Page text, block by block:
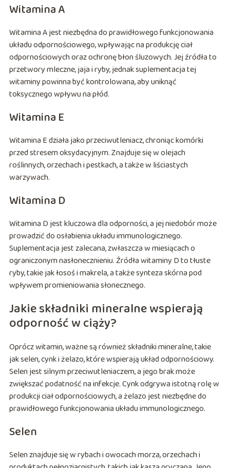
Witamina A
Witamina A jest niezbędna do prawidłowego funkcjonowania
układu odpornościowego, wpływając na produkcję ciał
odpornościowych oraz ochronę błon śluzowych. Jej źródła to
przetwory mleczne, jaja i ryby, jednak suplementacja tej
witaminy powinna być kontrolowana, aby uniknąć
toksycznego wpływu na płód.
Witamina E
Witamina E działa jako przeciwutleniacz, chroniąc komórki
przed stresem oksydacyjnym. Znajduje się w olejach
roślinnych, orzechach i pestkach, a także w liściastych
warzywach.
Witamina D
Witamina D jest kluczowa dla odporności, a jej niedobór może
prowadzić do osłabienia układu immunologicznego.
Suplementacja jest zalecana, zwłaszcza w miesiącach o
ograniczonym nasłonecznieniu. Źródła witaminy D to tłuste
ryby, takie jak łosoś i makrela, a także synteza skórna pod
wpływem promieniowania słonecznego.
Jakie składniki mineralne wspierają
odporność w ciąży?
Oprócz witamin, ważne są również składniki mineralne, takie
jak selen, cynk i żelazo, które wspierają układ odpornościowy.
Selen jest silnym przeciwutleniaczem, a jego brak może
zwiększać podatność na infekcje. Cynk odgrywa istotną rolę w
produkcji ciał odpornościowych, a żelazo jest niezbędne do
prawidłowego funkcjonowania układu immunologicznego.
Selen
Selen znajduje się w rybach i owocach morza, orzechach i